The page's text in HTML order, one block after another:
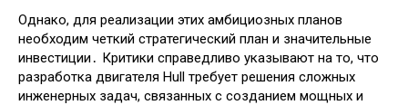
Однако, для реализации этих амбициозных планов
необходим четкий стратегический план и значительные
инвестиции․ Критики справедливо указывают на то, что
разработка двигателя Hull требует решения сложных
инженерных задач, связанных с созданием мощных и